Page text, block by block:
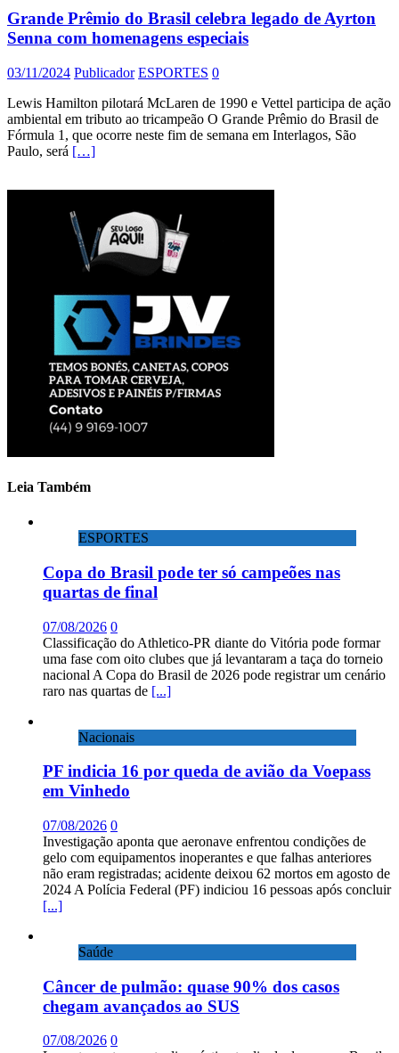
Grande Prêmio do Brasil celebra legado de Ayrton
Senna com homenagens especiais
03/11/2024 Publicador ESPORTES 0
Lewis Hamilton pilotará McLaren de 1990 e Vettel participa de ação
ambiental em tributo ao tricampeão O Grande Prêmio do Brasil de
Fórmula 1, que ocorre neste fim de semana em Interlagos, São
Paulo, será […]
Leia Também
ESPORTES
Copa do Brasil pode ter só campeões nas
quartas de final
07/08/2026 0
Classificação do Athletico-PR diante do Vitória pode formar
uma fase com oito clubes que já levantaram a taça do torneio
nacional A Copa do Brasil de 2026 pode registrar um cenário
raro nas quartas de [...]
Nacionais
PF indicia 16 por queda de avião da Voepass
em Vinhedo
07/08/2026 0
Investigação aponta que aeronave enfrentou condições de
gelo com equipamentos inoperantes e que falhas anteriores
não eram registradas; acidente deixou 62 mortos em agosto de
2024 A Polícia Federal (PF) indiciou 16 pessoas após concluir
[...]
Saúde
Câncer de pulmão: quase 90% dos casos
chegam avançados ao SUS
07/08/2026 0